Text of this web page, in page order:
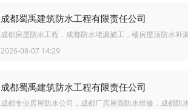
成都蜀禹建筑防水工程有限责任公司
成都房屋防水工程，成都防水堵漏施工，楼房屋顶防水补
2026-08-07 14:29
成都蜀禹建筑防水工程有限责任公司
成都专业房屋防水公司，成都厂房屋面防水维修，成都防